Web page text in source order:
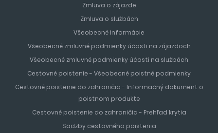
Zmluva o zájazde
Zmluva o službách
Všeobecné informácie
Všeobecné zmluvné podmienky účasti na zájazdoch
Všeobecné zmluvné podmienky účasti na službách
Cestovné poistenie - Všeobecné poistné podmienky
Cestovné poistenie do zahraničia - Informačný dokument o
poistnom produkte
Cestovné poistenie do zahraničia - Prehľad krytia
Sadzby cestovného poistenia